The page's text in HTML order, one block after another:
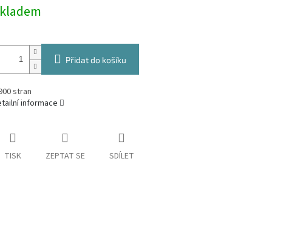
Přidat do košíku
stran
informace
TISK ZEPTAT SE SDÍLET